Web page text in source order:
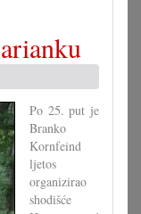
Po 25. put je
Branko
Kornfeind
ljetos
organizirao
shodišće